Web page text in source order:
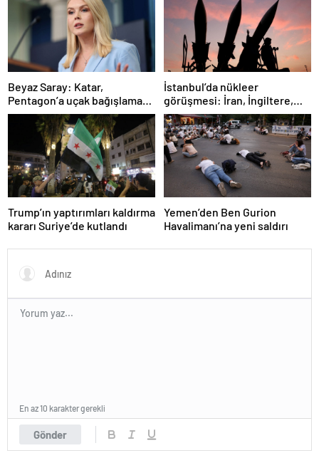
Beyaz Saray: Katar,
Pentagon’a uçak bağışlamayı
teklif etti
İstanbul’da nükleer
görüşmesi: İran, İngiltere,
Fransa ve Almanya buluşacak
Trump’ın yaptırımları kaldırma
kararı Suriye’de kutlandı
Yemen’den Ben Gurion
Havalimanı’na yeni saldırı
Gönder
En az 10 karakter gerekli